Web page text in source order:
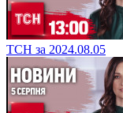
ТСН за 2024.08.05